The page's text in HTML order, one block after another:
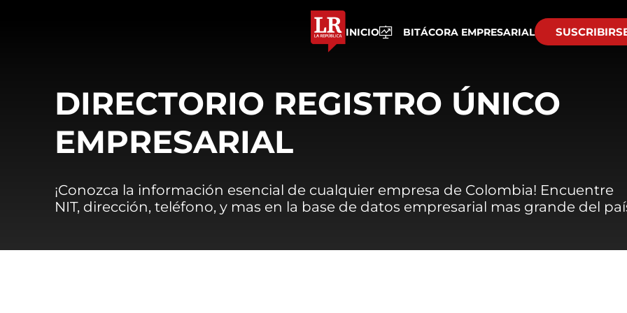
INICIO BITÁCORA EMPRESARIAL
DIRECTORIO REGISTRO ÚNICO
EMPRESARIAL
¡Conozca la información esencial de cualquier empresa de Colombia! Encuentre
NIT, dirección, teléfono, y mas en la base de datos empresarial mas grande del